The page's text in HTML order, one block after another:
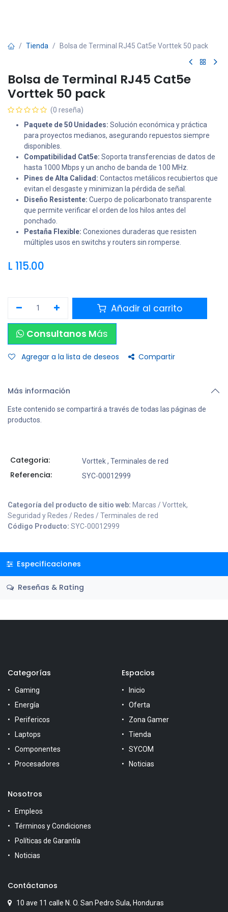
Tienda Bolsa de Terminal RJ45 Cat5e Vorttek 50 pack
Bolsa de Terminal RJ45 Cat5e
Vorttek 50 pack
(0 reseña)
Paquete de 50 Unidades: Solución económica y práctica
para proyectos medianos, asegurando repuestos siempre
disponibles.
Compatibilidad Cat5e: Soporta transferencias de datos de
hasta 1000 Mbps y un ancho de banda de 100 MHz.
Pines de Alta Calidad: Contactos metálicos recubiertos que
evitan el desgaste y minimizan la pérdida de señal.
Diseño Resistente: Cuerpo de policarbonato transparente
que permite verificar el orden de los hilos antes del
ponchado.
Pestaña Flexible: Conexiones duraderas que resisten
múltiples usos en switchs y routers sin romperse.
L 115.00
Añadir al carrito
Consultanos Más
Agregar a la lista de deseos Compartir
Más información
Este contenido se compartirá a través de todas las páginas de
productos.
Categoria: Vorttek, Terminales de red
Referencia: SYC-00012999
Categoría del producto de sitio web: Marcas / Vorttek,
Seguridad y Redes / Redes / Terminales de red
Código Producto: SYC-00012999
Especificaciones
Reseñas & Rating
Categorías
Gaming
Energía
Perifericos
Laptops
Componentes
Procesadores
Espacios
Inicio
Oferta
Zona Gamer
Tienda
SYCOM
Noticias
Nosotros
Empleos
Términos y Condiciones
Políticas de Garantía
Noticias
Contáctanos
10 ave 11 calle N. O. San Pedro Sula, Honduras